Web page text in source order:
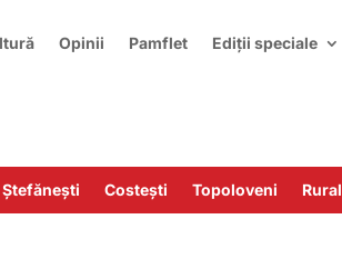
Opinii Pamflet Ediții speciale
Ștefănești Costești Topoloveni Rural